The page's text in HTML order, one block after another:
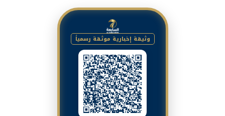
وثيقة إخبارية موثقة رسمياً